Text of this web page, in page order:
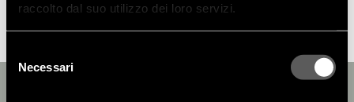
raccolto dal suo utilizzo dei loro servizi.
delNecessari